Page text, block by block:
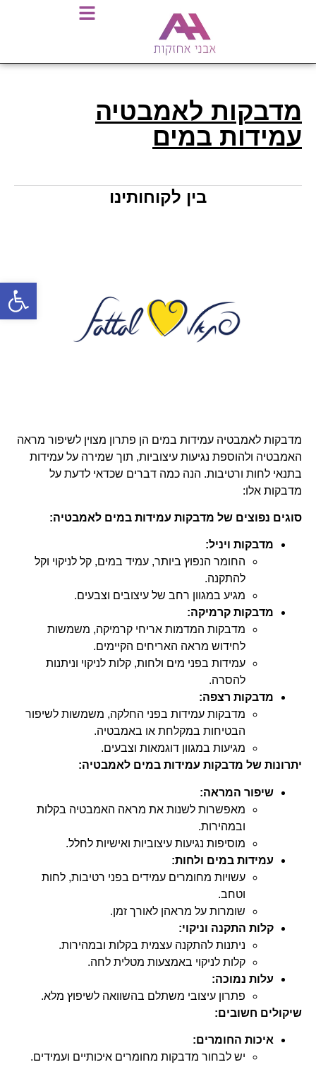
מדבקות לאמבטיה
עמידות במים
בין לקוחותינו
מדבקות לאמבטיה עמידות במים הן פתרון מצוין לשיפור מראה
האמבטיה ולהוספת נגיעות עיצוביות, תוך שמירה על עמידות
בתנאי לחות ורטיבות. הנה כמה דברים שכדאי לדעת על
מדבקות אלו:
סוגים נפוצים של מדבקות עמידות במים לאמבטיה:
מדבקות ויניל:
החומר הנפוץ ביותר, עמיד במים, קל לניקוי וקל
להתקנה.
מגיע במגוון רחב של עיצובים וצבעים.
מדבקות קרמיקה:
מדבקות המדמות אריחי קרמיקה, משמשות
לחידוש מראה האריחים הקיימים.
עמידות בפני מים ולחות, קלות לניקוי וניתנות
להסרה.
מדבקות רצפה:
מדבקות עמידות בפני החלקה, משמשות לשיפור
הבטיחות במקלחת או באמבטיה.
מגיעות במגוון דוגמאות וצבעים.
יתרונות של מדבקות עמידות במים לאמבטיה:
שיפור המראה:
מאפשרות לשנות את מראה האמבטיה בקלות
ובמהירות.
מוסיפות נגיעות עיצוביות ואישיות לחלל.
עמידות במים ולחות:
עשויות מחומרים עמידים בפני רטיבות, לחות
וטחב.
שומרות על מראהן לאורך זמן.
קלות התקנה וניקוי:
ניתנות להתקנה עצמית בקלות ובמהירות.
קלות לניקוי באמצעות מטלית לחה.
עלות נמוכה:
פתרון עיצובי משתלם בהשוואה לשיפוץ מלא.
שיקולים חשובים:
איכות החומרים:
יש לבחור מדבקות מחומרים איכותיים ועמידים.
פתח